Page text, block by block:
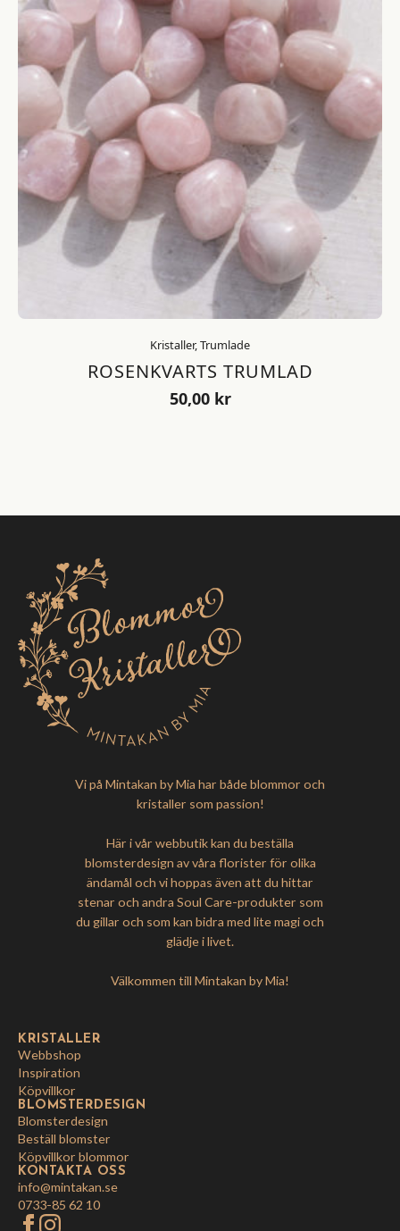
Kristaller, Trumlade
ROSENKVARTS TRUMLAD
50,00 kr
Vi på Mintakan by Mia har både blommor och
kristaller som passion!
Här i vår webbutik kan du beställa
blomsterdesign av våra florister för olika
ändamål och vi hoppas även att du hittar
stenar och andra Soul Care-produkter som
du gillar och som kan bidra med lite magi och
glädje i livet.
Välkommen till Mintakan by Mia!
KRISTALLER
Webbshop
Inspiration
Köpvillkor
BLOMSTERDESIGN
Blomsterdesign
Beställ blomster
Köpvillkor blommor
KONTAKTA OSS
info@mintakan.se
0733-85 62 10